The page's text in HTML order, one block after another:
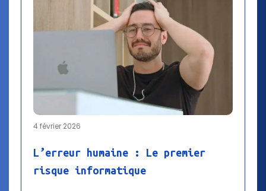
4 février 2026
L’erreur humaine : Le premier
risque informatique